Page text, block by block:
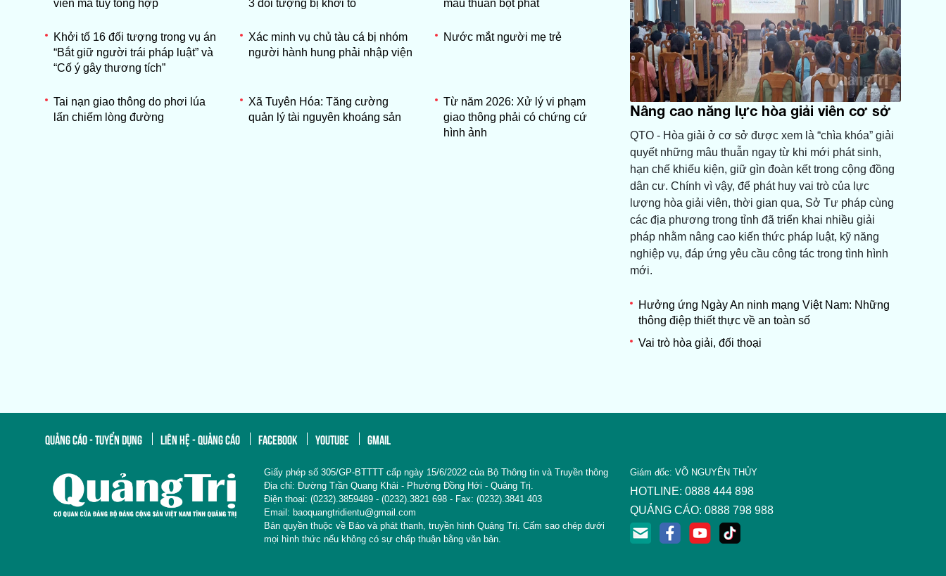
viên ma túy tổng hợp
3 đối tượng bị khởi tố
mâu thuẫn bột phát
Khởi tố 16 đối tượng trong vụ án
“Bắt giữ người trái pháp luật” và
“Cố ý gây thương tích”
Xác minh vụ chủ tàu cá bị nhóm
người hành hung phải nhập viện
Nước mắt người mẹ trẻ
Tai nạn giao thông do phơi lúa
lấn chiếm lòng đường
Xã Tuyên Hóa: Tăng cường
quản lý tài nguyên khoáng sản
Từ năm 2026: Xử lý vi phạm
giao thông phải có chứng cứ
hình ảnh
Nâng cao năng lực hòa giải viên cơ sở
QTO - Hòa giải ở cơ sở được xem là “chìa khóa” giải
quyết những mâu thuẫn ngay từ khi mới phát sinh,
hạn chế khiếu kiện, giữ gìn đoàn kết trong cộng đồng
dân cư. Chính vì vậy, để phát huy vai trò của lực
lượng hòa giải viên, thời gian qua, Sở Tư pháp cùng
các địa phương trong tỉnh đã triển khai nhiều giải
pháp nhằm nâng cao kiến thức pháp luật, kỹ năng
nghiệp vụ, đáp ứng yêu cầu công tác trong tình hình
mới.
Hưởng ứng Ngày An ninh mạng Việt Nam: Những
thông điệp thiết thực về an toàn số
Vai trò hòa giải, đối thoại
QUẢNG CÁO - TUYỂN DỤNG LIÊN HỆ - QUẢNG CÁO FACEBOOK YOUTUBE GMAIL
Giấy phép số 305/GP-BTTTT cấp ngày 15/6/2022 của Bộ Thông tin và Truyền thông
Địa chỉ: Đường Trần Quang Khải - Phường Đồng Hới - Quảng Trị.
Điện thoại: (0232).3859489 - (0232).3821 698 - Fax: (0232).3841 403
Email: baoquangtridientu@gmail.com
Bản quyền thuộc về Báo và phát thanh, truyền hình Quảng Trị. Cấm sao chép dưới
mọi hình thức nếu không có sự chấp thuận bằng văn bản.
Giám đốc: VÕ NGUYÊN THỦY
HOTLINE: 0888 444 898
QUẢNG CÁO: 0888 798 988